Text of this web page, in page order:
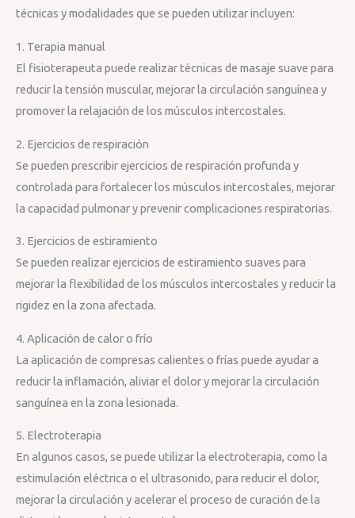
técnicas y modalidades que se pueden utilizar incluyen:
1. Terapia manual
El fisioterapeuta puede realizar técnicas de masaje suave para
reducir la tensión muscular, mejorar la circulación sanguínea y
promover la relajación de los músculos intercostales.
2. Ejercicios de respiración
Se pueden prescribir ejercicios de respiración profunda y
controlada para fortalecer los músculos intercostales, mejorar
la capacidad pulmonar y prevenir complicaciones respiratorias.
3. Ejercicios de estiramiento
Se pueden realizar ejercicios de estiramiento suaves para
mejorar la flexibilidad de los músculos intercostales y reducir la
rigidez en la zona afectada.
4. Aplicación de calor o frío
La aplicación de compresas calientes o frías puede ayudar a
reducir la inflamación, aliviar el dolor y mejorar la circulación
sanguínea en la zona lesionada.
5. Electroterapia
En algunos casos, se puede utilizar la electroterapia, como la
estimulación eléctrica o el ultrasonido, para reducir el dolor,
mejorar la circulación y acelerar el proceso de curación de la